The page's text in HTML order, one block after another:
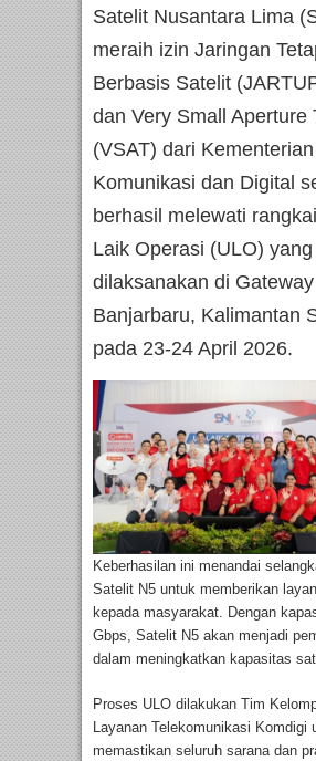
Satelit Nusantara Lima
meraih izin Jaringan
Berbasis Satelit
dan Very Small Aperture
(VSAT) dari Kementerian
Komunikasi dan Digital
berhasil melewati
Laik Operasi (ULO) yang
dilaksanakan di Gateway
Banjarbaru, Kalimantan
pada 23-24 April 2026.
Keberhasilan ini menandai
Satelit N5 untuk memberikan
kepada masyarakat. Dengan
Gbps, Satelit N5 akan menjadi
dalam meningkatkan kapasitas
Proses ULO dilakukan Tim
Layanan Telekomunikasi Komdigi
memastikan seluruh sarana dan